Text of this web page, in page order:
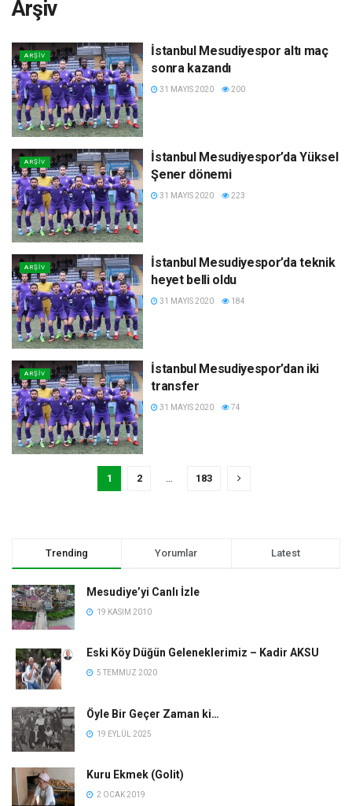
Arşiv
ARŞIV
İstanbul Mesudiyespor altı maç
sonra kazandı
31 MAYIS 2020 200
ARŞIV
İstanbul Mesudiyespor’da Yüksel
Şener dönemi
31 MAYIS 2020 223
ARŞIV
İstanbul Mesudiyespor’da teknik
heyet belli oldu
31 MAYIS 2020 184
ARŞIV
İstanbul Mesudiyespor’dan iki
transfer
31 MAYIS 2020 74
1 2 … 183
Trending Yorumlar Latest
Mesudiye’yi Canlı İzle
19 KASIM 2010
Eski Köy Düğün Geleneklerimiz – Kadir AKSU
5 TEMMUZ 2020
Öyle Bir Geçer Zaman ki…
19 EYLÜL 2025
Kuru Ekmek (Golit)
2 OCAK 2019